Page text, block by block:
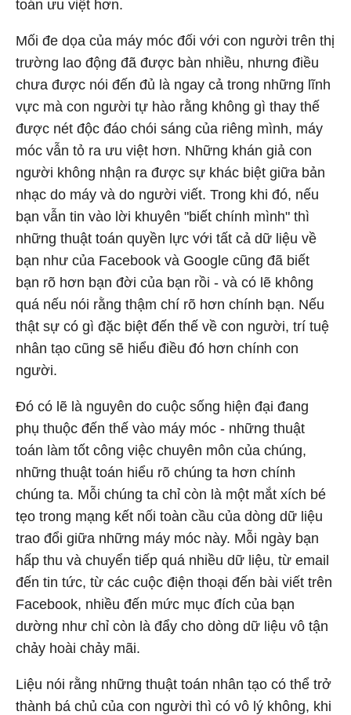
toán ưu việt hơn.
Mối đe dọa của máy móc đối với con người trên thị
trường lao động đã được bàn nhiều, nhưng điều
chưa được nói đến đủ là ngay cả trong những lĩnh
vực mà con người tự hào rằng không gì thay thế
được nét độc đáo chói sáng của riêng mình, máy
móc vẫn tỏ ra ưu việt hơn. Những khán giả con
người không nhận ra được sự khác biệt giữa bản
nhạc do máy và do người viết. Trong khi đó, nếu
bạn vẫn tin vào lời khuyên "biết chính mình" thì
những thuật toán quyền lực với tất cả dữ liệu về
bạn như của Facebook và Google cũng đã biết
bạn rõ hơn bạn đời của bạn rồi - và có lẽ không
quá nếu nói rằng thậm chí rõ hơn chính bạn. Nếu
thật sự có gì đặc biệt đến thế về con người, trí tuệ
nhân tạo cũng sẽ hiểu điều đó hơn chính con
người.
Đó có lẽ là nguyên do cuộc sống hiện đại đang
phụ thuộc đến thế vào máy móc - những thuật
toán làm tốt công việc chuyên môn của chúng,
những thuật toán hiểu rõ chúng ta hơn chính
chúng ta. Mỗi chúng ta chỉ còn là một mắt xích bé
tẹo trong mạng kết nối toàn cầu của dòng dữ liệu
trao đổi giữa những máy móc này. Mỗi ngày bạn
hấp thu và chuyển tiếp quá nhiều dữ liệu, từ email
đến tin tức, từ các cuộc điện thoại đến bài viết trên
Facebook, nhiều đến mức mục đích của bạn
dường như chỉ còn là đẩy cho dòng dữ liệu vô tận
chảy hoài chảy mãi.
Liệu nói rằng những thuật toán nhân tạo có thể trở
thành bá chủ của con người thì có vô lý không, khi